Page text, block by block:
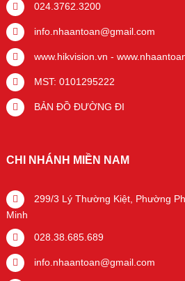
024.3762.3200
info.nhaantoan@gmail.com
www.hikvision.vn -
MST: 0101295222
BẢN ĐỒ ĐƯỜNG ĐI
CHI NHÁNH MIỀN NAM
299/3 Lý Thường Kiệt, Phường
Minh
028.38.685.689
info.nhaantoan@gmail.com